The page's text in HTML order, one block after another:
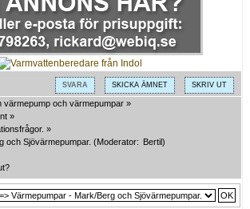
SVARA SKICKA ÄMNET SKRIV UT
värmepump och värmepumpar »
»
»
och Sjövärmepumpar. (Moderator: Bertil)